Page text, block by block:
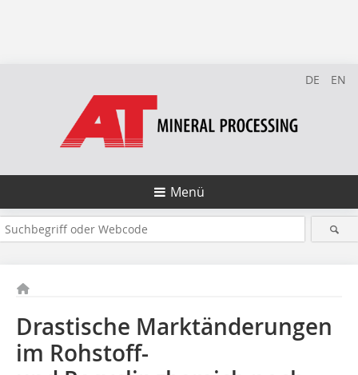
DE EN
Menü
Drastische Marktänderungen
im Rohstoff-